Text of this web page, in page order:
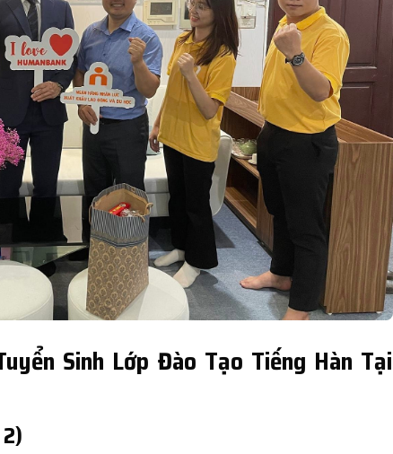
Sinh Lớp Đào Tạo Tiếng Hàn Tại